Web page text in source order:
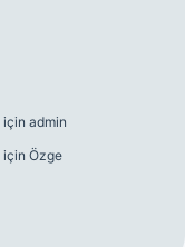
için admin
için Özge